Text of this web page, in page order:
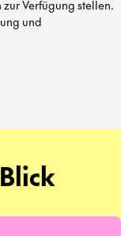
Verfügung stellen.
und